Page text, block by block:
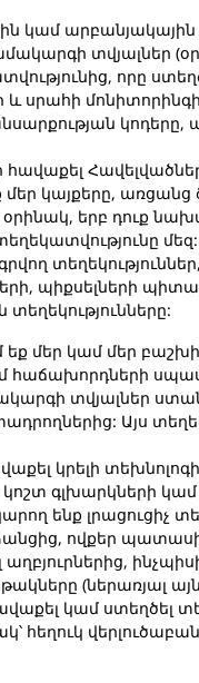
կամ
տվյալներ
որը
մոնիտորինգի
կայքերը, առցանց
երբ դուք
պիքսելների
եք մեր կամ մեր
հաճախորդների
տվյալներ
Այս
կրելի
գլխարկների
ենք լրացուցիչ
ովքեր
աղբյուրներից,
(ներառյալ
կամ ստեղծել
հեղուկ